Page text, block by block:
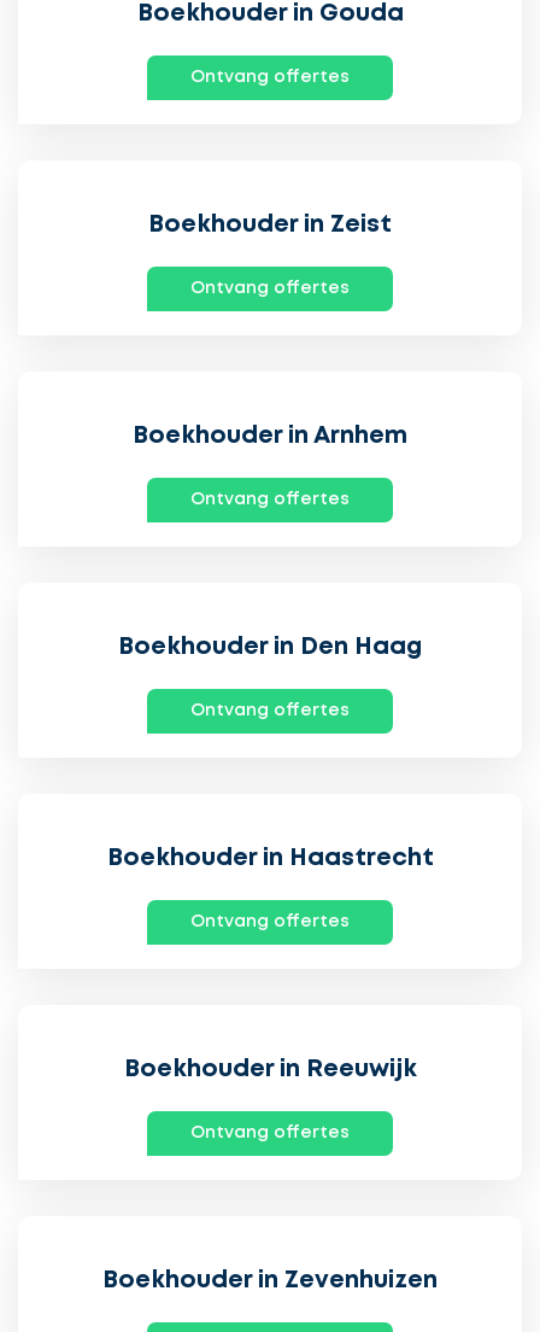
Boekhouder in Gouda
Ontvang offertes
Boekhouder in Zeist
Ontvang offertes
Boekhouder in Arnhem
Ontvang offertes
Boekhouder in Den Haag
Ontvang offertes
Boekhouder in Haastrecht
Ontvang offertes
Boekhouder in Reeuwijk
Ontvang offertes
Boekhouder in Zevenhuizen